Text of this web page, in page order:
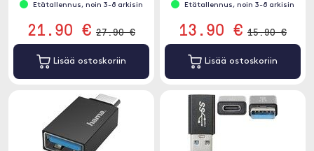
Etätallennus, noin 3-8 arkisin
21.90 € 27.90 €
Lisää ostoskoriin
Etätallennus, noin 3-8 arkisin
13.90 € 15.90 €
Lisää ostoskoriin